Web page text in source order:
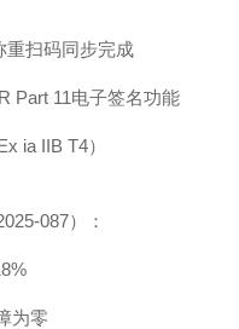
重扫码同步完成
Part 11电子签名功能
ia IIB T4）
087）：
为零